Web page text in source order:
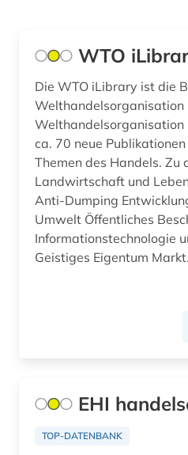
ammoniten (1)
amphibien (1)
amtliche statistik (1)
analyse (2)
analytische chemie (3)
anleger (1)
Griechenland (1)
Großbritannien (24)
Hamburg (1)
Hessen (3)
Japan (6)
WTO
Die WTO iLibrary ist die
Welthandelsorganisation
Welthandelsorganisation
ca. 70 neue
Themen des Handels. Zu diesen Themen zählen:
Landwirtschaft und
Anti-Dumping
Umwelt Öffentliches
Informationstechnologie
Geistiges Eigentum
EHI
TOP-DATENBANK